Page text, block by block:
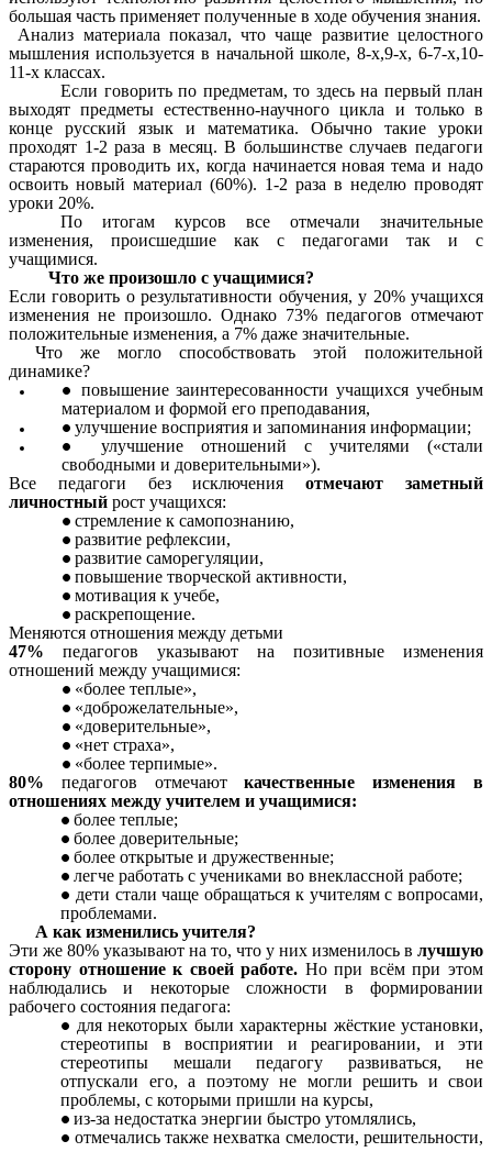
большая часть применяет полученные в ходе обучения знания.
Анализ материала показал, что чаще развитие целостного
мышления используется в начальной школе, 8-х,9-х, 6-7-х,10-
11-х классах.
Если говорить по предметам, то здесь на первый план
выходят предметы естественно-научного цикла и только в
конце русский язык и математика. Обычно такие уроки
проходят 1-2 раза в месяц. В большинстве случаев педагоги
стараются проводить их, когда начинается новая тема и надо
освоить новый материал (60%). 1-2 раза в неделю проводят
уроки 20%.
По итогам курсов все отмечали значительные
изменения, происшедшие как с педагогами так и с
учащимися.
Что же произошло с учащимися?
Если говорить о результативности обучения, у 20% учащихся
изменения не произошло. Однако 73% педагогов отмечают
положительные изменения, а 7% даже значительные.
Что же могло способствовать этой положительной
динамике?
повышение заинтересованности учащихся учебным
материалом и формой его преподавания,
улучшение восприятия и запоминания информации;
улучшение отношений с учителями («стали
свободными и доверительными»).
Все педагоги без исключенияотмечают заметный
личностный рост учащихся:
стремление к самопознанию,
развитие рефлексии,
развитие саморегуляции,
повышение творческой активности,
мотивация к учебе,
раскрепощение.
Меняются отношения между детьми
47% педагогов указывают на позитивные изменения
отношений между учащимися:
«более теплые»,
«доброжелательные»,
«доверительные»,
«нет страха»,
«более терпимые».
80% педагогов отмечаюткачественные изменения в
отношениях между учителем и учащимися:
более теплые;
более доверительные;
более открытые и дружественные;
легче работать с учениками во внеклассной работе;
дети стали чаще обращаться к учителям с вопросами,
проблемами.
А как изменились учителя?
Эти же 80% указывают на то, что у них изменилось в лучшую
сторону отношение к своей работе. Но при всём при этом
наблюдались и некоторые сложности в формировании
рабочего состояния педагога:
для некоторых были характерны жёсткие установки,
стереотипы в восприятии и реагировании, и эти
стереотипы мешали педагогу развиваться, не
отпускали его, а поэтому не могли решить и свои
проблемы, с которыми пришли на курсы,
из-за недостатка энергии быстро утомлялись,
отмечались также нехватка смелости, решительности,